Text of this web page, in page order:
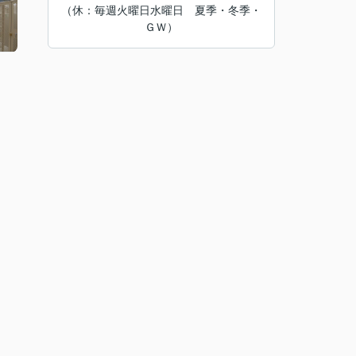
（休：毎週火曜日水曜日 夏季・冬季・
ＧＷ）